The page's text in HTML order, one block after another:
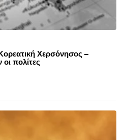
Χερσόνησος –
πολίτες